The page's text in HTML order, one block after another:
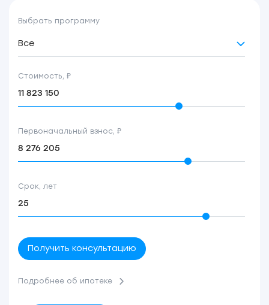
Выбрать программу
Все
Стоимость, ₽
Первоначальный взнос, ₽
Срок, лет
Получить консультацию
Подробнее об ипотеке